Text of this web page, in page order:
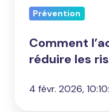
Prévention
Comment
réduire les
4 févr. 2026,